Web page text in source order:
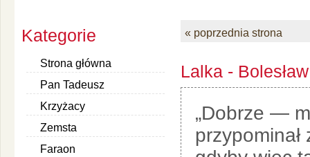
Kategorie
Strona główna
Pan Tadeusz
Krzyżacy
Zemsta
Faraon
« poprzednia strona
Lalka -
„Dobrze —